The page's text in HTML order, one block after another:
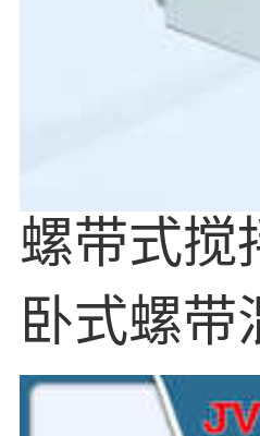
螺带式搅
卧式螺带
搅拌机厂